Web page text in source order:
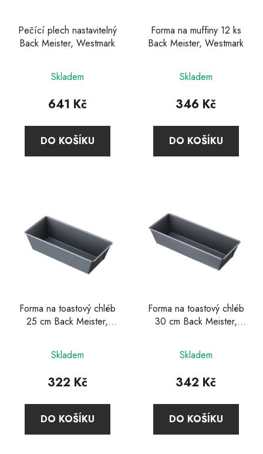
Pečící plech nastavitelný
Back Meister, Westmark
Skladem
641 Kč
DO KOŠÍKU
Forma na muffiny 12 ks
Back Meister, Westmark
Skladem
346 Kč
DO KOŠÍKU
Forma na toastový chléb
25 cm Back Meister,
Skladem
322 Kč
DO KOŠÍKU
Forma na toastový chléb
30 cm Back Meister,
Skladem
342 Kč
DO KOŠÍKU